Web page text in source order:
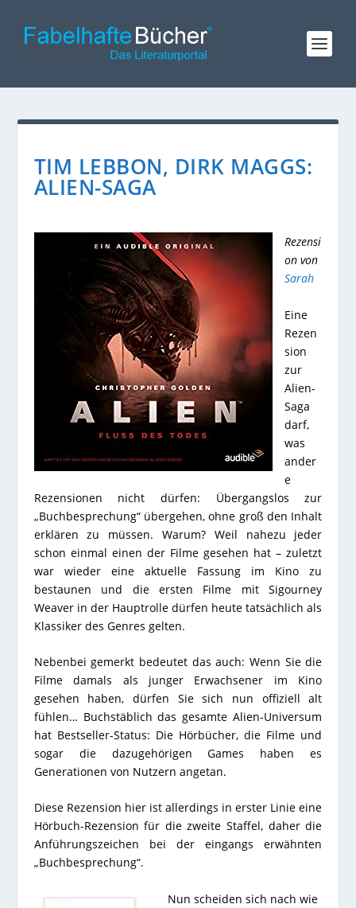
TIM LEBBON, DIRK MAGGS:
ALIEN-SAGA
Rezensi
on von
Sarah
Eine
Rezen
sion
zur
Alien-
Saga
darf,
was
ander
e
Rezensionen nicht dürfen: Übergangslos zur
„Buchbesprechung“ übergehen, ohne groß den Inhalt
erklären zu müssen. Warum? Weil nahezu jeder
schon einmal einen der Filme gesehen hat – zuletzt
war wieder eine aktuelle Fassung im Kino zu
bestaunen und die ersten Filme mit Sigourney
Weaver in der Hauptrolle dürfen heute tatsächlich als
Klassiker des Genres gelten.
Nebenbei gemerkt bedeutet das auch: Wenn Sie die
Filme damals als junger Erwachsener im Kino
gesehen haben, dürfen Sie sich nun offiziell alt
fühlen… Buchstäblich das gesamte Alien-Universum
hat Bestseller-Status: Die Hörbücher, die Filme und
sogar die dazugehörigen Games haben es
Generationen von Nutzern angetan.
Diese Rezension hier ist allerdings in erster Linie eine
Hörbuch-Rezension für die zweite Staffel, daher die
Anführungszeichen bei der eingangs erwähnten
„Buchbesprechung“.
Nun scheiden sich nach wie